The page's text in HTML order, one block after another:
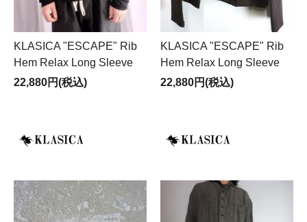
KLASICA "ESCAPE" Rib
Hem Relax Long Sleeve
22,880円(税込)
KLASICA "ESCAPE" Rib
Hem Relax Long Sleeve
22,880円(税込)